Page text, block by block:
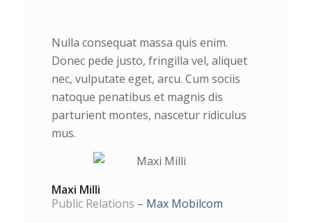
Nulla consequat massa quis enim.
Donec pede justo, fringilla vel, aliquet
nec, vulputate eget, arcu. Cum sociis
natoque penatibus et magnis dis
parturient montes, nascetur ridiculus
mus.
Maxi Milli
Public Relations – Max Mobilcom